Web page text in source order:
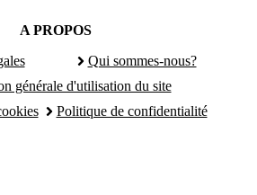
A PROPOS
Qui sommes-nous?
générale d'utilisation du site
Politique de confidentialité